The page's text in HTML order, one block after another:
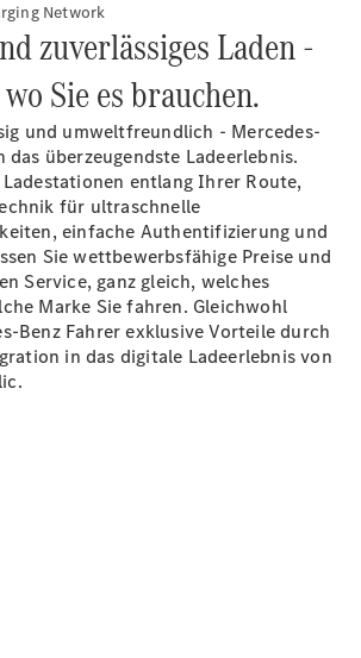
&
Network
zuverlässiges Laden -
Sie es brauchen.
und umweltfreundlich - Mercedes-
überzeugendste Ladeerlebnis.
Ladestationen entlang Ihrer Route,
für ultraschnelle
einfache Authentifizierung und
Sie wettbewerbsfähige Preise und
Service, ganz gleich, welches
Marke Sie fahren. Gleichwohl
Benz Fahrer exklusive Vorteile durch
in das digitale Ladeerlebnis von